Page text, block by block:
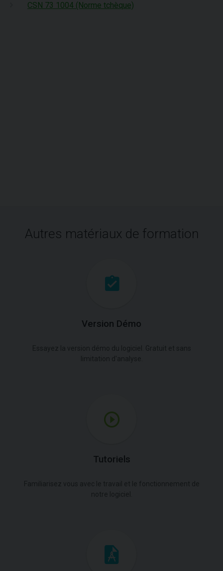
CSN 73 1004 (Norme tchèque)
Autres matériaux de formation
Version Démo
Tutoriels